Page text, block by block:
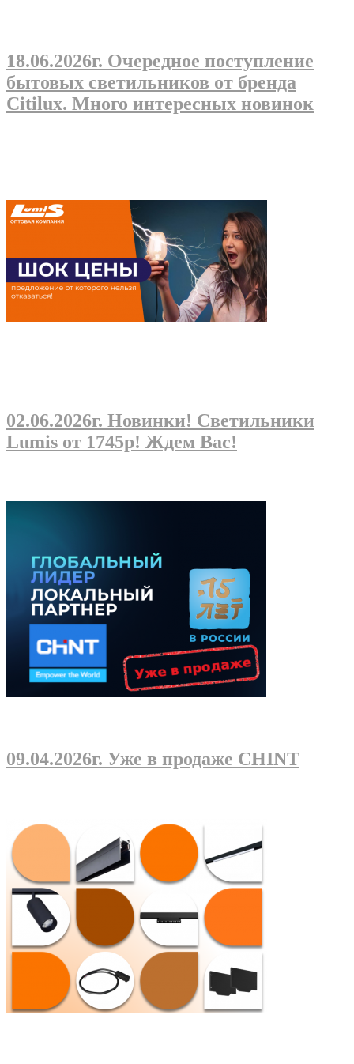
18.06.2026г. Очередное поступление
бытовых светильников от бренда
Citilux. Много интересных новинок
02.06.2026г. Новинки! Светильники
Lumis от 1745р! Ждем Вас!
09.04.2026г. Уже в продаже CHINT